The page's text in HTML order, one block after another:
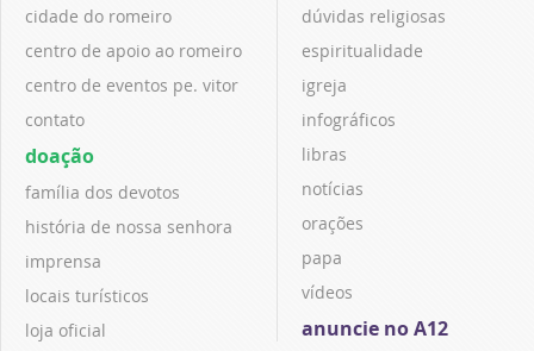
cidade do romeiro
centro de apoio ao romeiro
centro de eventos pe. vitor
contato
doação
família dos devotos
história de nossa senhora
imprensa
locais turísticos
loja oficial
dúvidas religiosas
espiritualidade
igreja
infográficos
libras
notícias
orações
papa
vídeos
anuncie no A12